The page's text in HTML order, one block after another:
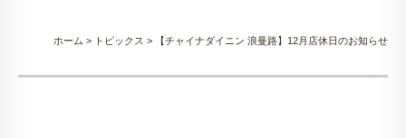
ホーム > トピックス > 【チャイナダイニン 浪曼路】12月店休日のお知らせ